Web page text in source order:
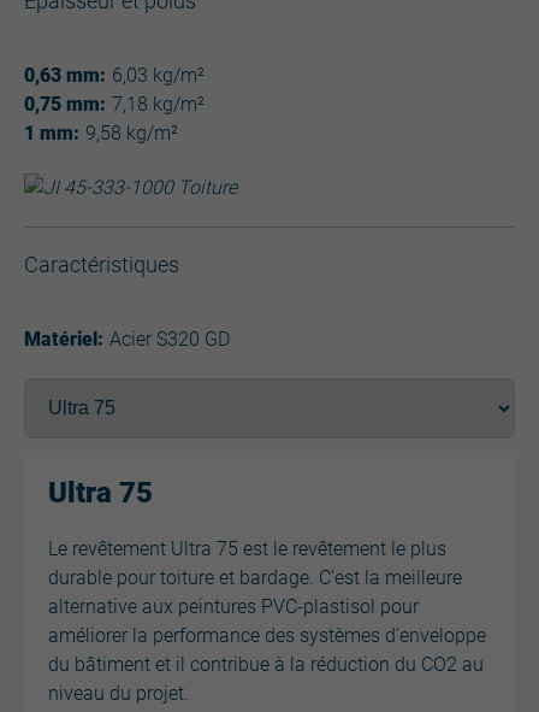
0,63 mm: 6,03 kg/m²
0,75 mm: 7,18 kg/m²
1 mm: 9,58 kg/m²
Caractéristiques
Matériel: Acier S320 GD
Ultra 75
Le revêtement Ultra 75 est le revêtement le plus
durable pour toiture et bardage. C’est la meilleure
alternative aux peintures PVC-plastisol pour
améliorer la performance des systèmes d’enveloppe
du bâtiment et il contribue à la réduction du CO2 au
niveau du projet.